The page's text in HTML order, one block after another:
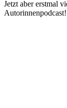
Jetzt aber erstmal
Autorinnenpodcast!